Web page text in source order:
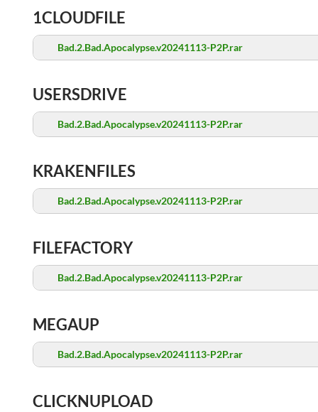
1CLOUDFILE
Bad.2.Bad.Apocalypse.v20241113-P2P.rar
USERSDRIVE
Bad.2.Bad.Apocalypse.v20241113-P2P.rar
KRAKENFILES
Bad.2.Bad.Apocalypse.v20241113-P2P.rar
FILEFACTORY
Bad.2.Bad.Apocalypse.v20241113-P2P.rar
MEGAUP
Bad.2.Bad.Apocalypse.v20241113-P2P.rar
CLICKNUPLOAD